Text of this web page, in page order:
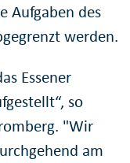
Aufgaben des
werden.
Essener
so
"Wir
am